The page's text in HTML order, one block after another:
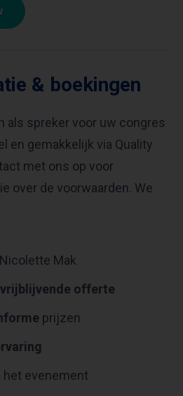
& boekingen
als spreker voor uw congres
en gemakkelijk via Quality
met ons op voor
over de voorwaarden. We
Mak
vrijblijvende offerte
prijzen
het evenement